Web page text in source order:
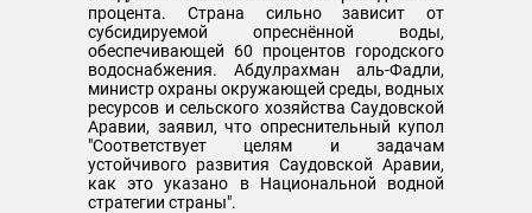
процента. Страна сильно зависит от
субсидируемой опреснённой воды,
обеспечивающей 60 процентов городского
водоснабжения. Абдулрахман аль-Фадли,
министр охраны окружающей среды, водных
ресурсов и сельского хозяйства Саудовской
Аравии, заявил, что опреснительный купол
"Соответствует целям и задачам
устойчивого развития Саудовской Аравии,
как это указано в Национальной водной
стратегии страны".